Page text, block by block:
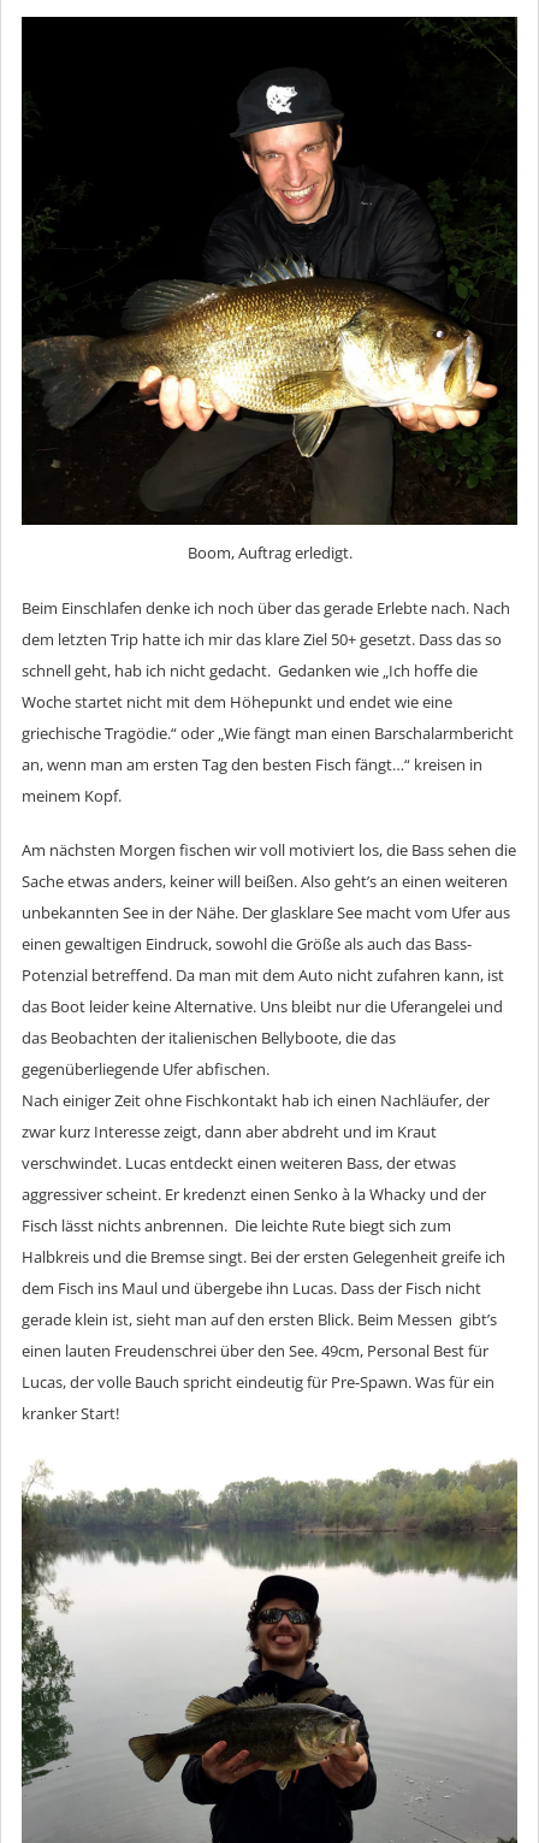
Boom, Auftrag erledigt.
Beim Einschlafen denke ich noch über das gerade Erlebte nach. Nach
dem letzten Trip hatte ich mir das klare Ziel 50+ gesetzt. Dass das so
schnell geht, hab ich nicht gedacht. Gedanken wie „Ich hoffe die
Woche startet nicht mit dem Höhepunkt und endet wie eine
griechische Tragödie.“ oder „Wie fängt man einen Barschalarmbericht
an, wenn man am ersten Tag den besten Fisch fängt…“ kreisen in
meinem Kopf.
Am nächsten Morgen fischen wir voll motiviert los, die Bass sehen die
Sache etwas anders, keiner will beißen. Also geht’s an einen weiteren
unbekannten See in der Nähe. Der glasklare See macht vom Ufer aus
einen gewaltigen Eindruck, sowohl die Größe als auch das Bass-
Potenzial betreffend. Da man mit dem Auto nicht zufahren kann, ist
das Boot leider keine Alternative. Uns bleibt nur die Uferangelei und
das Beobachten der italienischen Bellyboote, die das
gegenüberliegende Ufer abfischen.
Nach einiger Zeit ohne Fischkontakt hab ich einen Nachläufer, der
zwar kurz Interesse zeigt, dann aber abdreht und im Kraut
verschwindet. Lucas entdeckt einen weiteren Bass, der etwas
aggressiver scheint. Er kredenzt einen Senko à la Whacky und der
Fisch lässt nichts anbrennen. Die leichte Rute biegt sich zum
Halbkreis und die Bremse singt. Bei der ersten Gelegenheit greife ich
dem Fisch ins Maul und übergebe ihn Lucas. Dass der Fisch nicht
gerade klein ist, sieht man auf den ersten Blick. Beim Messen gibt’s
einen lauten Freudenschrei über den See. 49cm, Personal Best für
Lucas, der volle Bauch spricht eindeutig für Pre-Spawn. Was für ein
kranker Start!